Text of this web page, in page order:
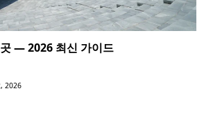
— 2026 최신 가이드
2026